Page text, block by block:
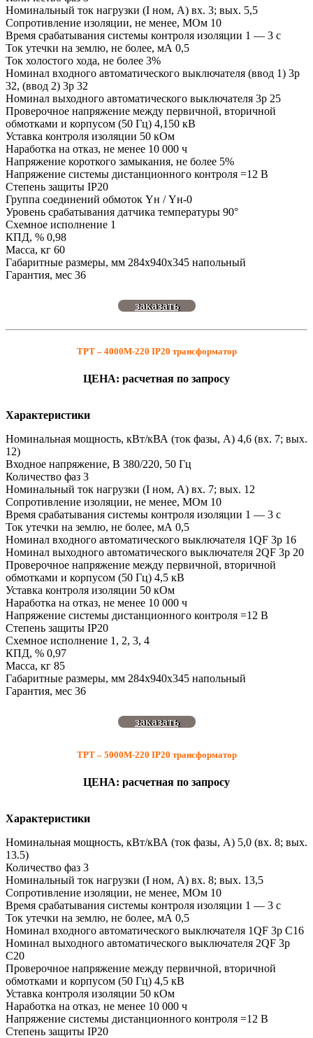
Номинальный ток нагрузки (I ном, А) вх. 3; вых. 5,5
Сопротивление изоляции, не менее, МОм 10
Время срабатывания системы контроля изоляции 1 — 3 с
Ток утечки на землю, не более, мА 0,5
Ток холостого хода, не более 3%
Номинал входного автоматического выключателя (ввод 1) 3р
32, (ввод 2) 3р 32
Номинал выходного автоматического выключателя 3р 25
Проверочное напряжение между первичной, вторичной
обмотками и корпусом (50 Гц) 4,150 кВ
Уставка контроля изоляции 50 кОм
Наработка на отказ, не менее 10 000 ч
Напряжение короткого замыкания, не более 5%
Напряжение системы дистанционного контроля =12 В
Степень защиты IP20
Группа соединений обмоток Yн / Yн-0
Уровень срабатывания датчика температуры 90°
Схемное исполнение 1
КПД, % 0,98
Масса, кг 60
Габаритные размеры, мм 284х940х345 напольный
Гарантия, мес 36
заказать
ТРТ – 4000М-220 IP20 трансформатор
ЦЕНА: расчетная по запросу
Характеристики
Номинальная мощность, кВт/кВА (ток фазы, А) 4,6 (вх. 7; вых.
12)
Входное напряжение, В 380/220, 50 Гц
Количество фаз 3
Номинальный ток нагрузки (I ном, А) вх. 7; вых. 12
Сопротивление изоляции, не менее, МОм 10
Время срабатывания системы контроля изоляции 1 — 3 с
Ток утечки на землю, не более, мА 0,5
Номинал входного автоматического выключателя 1QF 3р 16
Номинал выходного автоматического выключателя 2QF 3р 20
Проверочное напряжение между первичной, вторичной
обмотками и корпусом (50 Гц) 4,5 кВ
Уставка контроля изоляции 50 кОм
Наработка на отказ, не менее 10 000 ч
Напряжение системы дистанционного контроля =12 В
Степень защиты IP20
Схемное исполнение 1, 2, 3, 4
КПД, % 0,97
Масса, кг 85
Габаритные размеры, мм 284х940х345 напольный
Гарантия, мес 36
заказать
ТРТ – 5000М-220 IP20 трансформатор
ЦЕНА: расчетная по запросу
Характеристики
Номинальная мощность, кВт/кВА (ток фазы, А) 5,0 (вх. 8; вых.
13.5)
Количество фаз 3
Номинальный ток нагрузки (I ном, А) вх. 8; вых. 13,5
Сопротивление изоляции, не менее, МОм 10
Время срабатывания системы контроля изоляции 1 — 3 с
Ток утечки на землю, не более, мА 0,5
Номинал входного автоматического выключателя 1QF 3р С16
Номинал выходного автоматического выключателя 2QF 3р
С20
Проверочное напряжение между первичной, вторичной
обмотками и корпусом (50 Гц) 4,5 кВ
Уставка контроля изоляции 50 кОм
Наработка на отказ, не менее 10 000 ч
Напряжение системы дистанционного контроля =12 В
Степень защиты IP20